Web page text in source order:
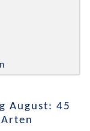
August: 45